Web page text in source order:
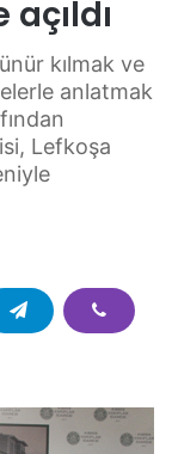
kılmak ve
anlatmak
Lefkoşa